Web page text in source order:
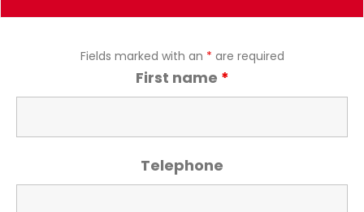
Fields marked with an * are required
First name *
Telephone